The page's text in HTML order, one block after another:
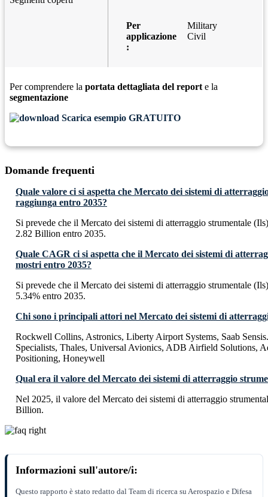
Per
applicazione
:
Military
Civil
Per comprendere la portata dettagliata del report e la
segmentazione
Scarica esempio GRATUITO
Domande frequenti
Quale valore ci si aspetta che Mercato dei sistemi di
raggiunga entro 2035?
Si prevede che il Mercato dei sistemi di atterraggio strumentale
2.82 Billion entro 2035.
Quale CAGR ci si aspetta che il Mercato dei sistemi di
mostri entro 2035?
Si prevede che il Mercato dei sistemi di atterraggio strumentale
5.34% entro 2035.
Chi sono i principali attori nel Mercato dei sistemi di
Rockwell Collins, Astronics, Liberty Airport Systems, Saab
Specialists, Thales, Universal Avionics, ADB Airfield Solutions,
Positioning, Honeywell
Qual era il valore del Mercato dei sistemi di atterraggio
Nel 2025, il valore del Mercato dei sistemi di atterraggio
Billion.
Informazioni sull'autore/i:
Questo rapporto è stato redatto dal Team di ricerca su Aerospazio e Difesa